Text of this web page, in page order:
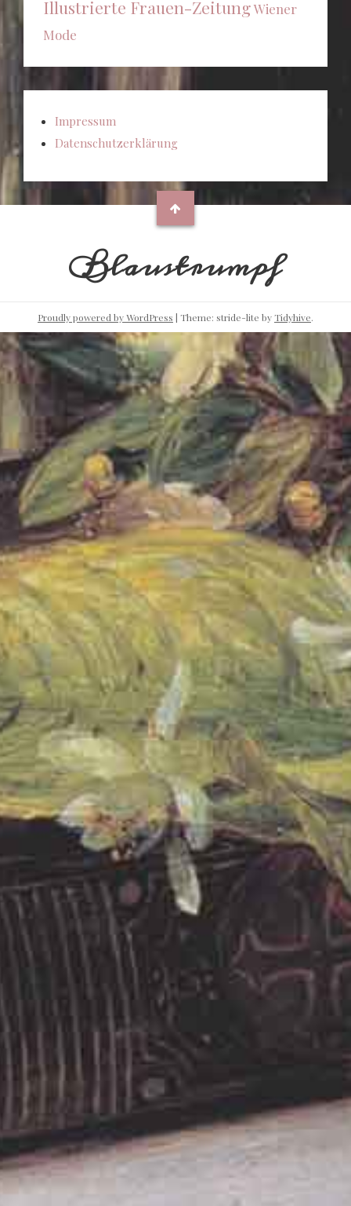
Illustrierte Frauen-ZeitungWiener
Mode
Impressum
Datenschutzerklärung
Blaustrumpf
Proudly powered by WordPress | Theme: stride-lite byTidyhive.